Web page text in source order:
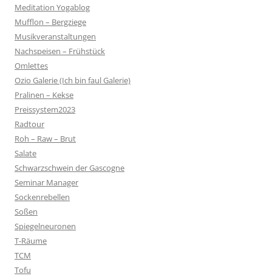
Meditation Yogablog
Mufflon – Bergziege
Musikveranstaltungen
Nachspeisen – Frühstück
Omlettes
Ozio Galerie (Ich bin faul Galerie)
Pralinen – Kekse
Preissystem2023
Radtour
Roh – Raw – Brut
Salate
Schwarzschwein der Gascogne
Seminar Manager
Sockenrebellen
Soßen
Spiegelneuronen
T-Räume
TCM
Tofu